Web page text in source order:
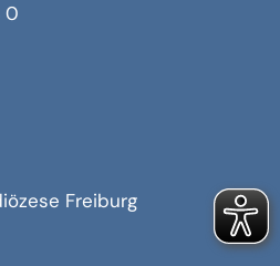
0
Freiburg